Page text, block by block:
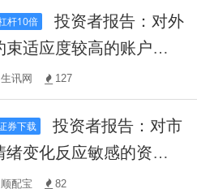
杆10倍
投资者报告：对外
束适应度较高的账户群
用配资排名公司的
生讯网 127
券下载
投资者报告：对市
绪变化反应敏感的资金
股加杠杆app
顺配宝 82